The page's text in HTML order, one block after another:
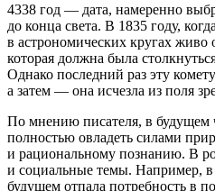
4338 год — дата, намеренно
до конца света. В 1835 году,
в астрономических кругах живо
которая должна была
Однако последний раз эту
а затем — она исчезла из поля
По мнению писателя, в будущем
полностью овладеть силами
и рациональному познанию. В
и социальные темы. Например, в
будущем отпала потребность в